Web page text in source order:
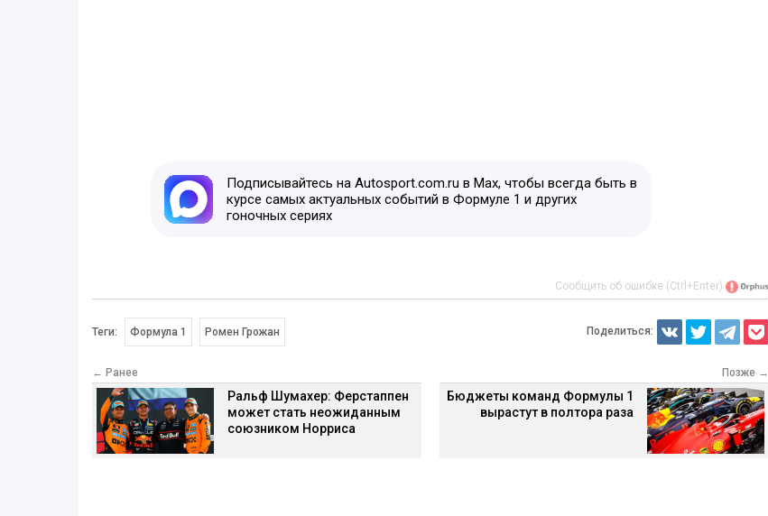
Подписывайтесь на Autosport.com.ru в Max, чтобы всегда быть в
курсе самых актуальных событий в Формуле 1 и других
гоночных сериях
Сообщить об ошибке (Ctrl+Enter)
Теги: Формула 1 Ромен Грожан Поделиться:
← Ранее
Ральф Шумахер: Ферстаппен
может стать неожиданным
союзником Норриса
Позже →
Бюджеты команд Формулы 1
вырастут в полтора раза